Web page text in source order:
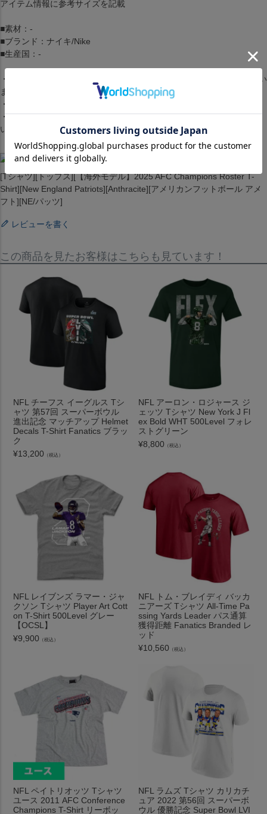
アイテム情報に参考サイズを記載
■素材：-
■ブランド：ナイキ/Nike
■生産国：-
・商品は生産時期によってデザインやサイズに差が生じる場合がござい
ます。
・商品はモニターの影響で色の変化が感じられる場合がございます。
・洗濯・アイロンの使用につきましては、品質マークに従ってくださ
い。
[Tシャツ][トップス][【海外モデル】2025 AFC Champions Roster T-
Shirt][New England Patriots][Anthracite][アメリカンフットボール アメ
フト][NE/パッツ]
レビューを書く
この商品を見たお客様はこちらも見ています！
NFL チーフス イーグルス Tシ
ャツ 第57回 スーパーボウル
進出記念 マッチアップ Helmet
Decals T-Shirt Fanatics ブラッ
ク
¥13,200 （税込）
NFL アーロン・ロジャース ジ
ェッツ Tシャツ New York J Fl
ex Bold WHT 500Level フォレ
ストグリーン
¥8,800 （税込）
NFL レイブンズ ラマー・ジャ
クソン Tシャツ Player Art Cott
on T-Shirt 500Level グレー
【OCSL】
¥9,900 （税込）
NFL トム・ブレイディ バッカ
ニアーズ Tシャツ All-Time Pa
ssing Yards Leader パス通算
獲得距離 Fanatics Branded レ
ッド
¥10,560 （税込）
NFL ペイトリオッツ Tシャツ
ユース 2011 AFC Conference
Champions T-Shirt リーボッ
NFL ラムズ Tシャツ カリカチ
ュア 2022 第56回 スーパーボ
ウル 優勝記念 Super Bowl LVI